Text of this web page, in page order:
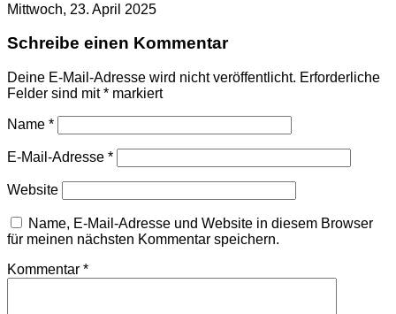
Mittwoch, 23. April 2025
Schreibe einen Kommentar
Deine E-Mail-Adresse wird nicht veröffentlicht. Erforderliche
Felder sind mit* markiert
Name *
E-Mail-Adresse *
Website
Name, E-Mail-Adresse und Website in diesem Browser
für meinen nächsten Kommentar speichern.
Kommentar *